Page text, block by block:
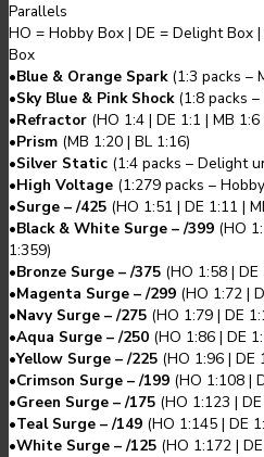
Parallels
HO = Hobby Box | DE = Delight Box |
Box
•Blue & Orange Spark (1:3 packs –
•Sky Blue & Pink Shock (1:8 packs –
•Refractor (HO 1:4 | DE 1:1 | MB 1:6
•Prism (MB 1:20 | BL 1:16)
•Silver Static (1:4 packs – Delight
•High Voltage (1:279 packs –
•Surge – /425 (HO 1:51 | DE 1:11 |
•Black & White Surge – /399 (HO
1:359)
•Bronze Surge – /375 (HO 1:58 | DE
•Magenta Surge – /299 (HO 1:72 |
•Navy Surge – /275 (HO 1:79 | DE
•Aqua Surge – /250 (HO 1:86 | DE
•Yellow Surge – /225 (HO 1:96 | DE
•Crimson Surge – /199 (HO 1:108 |
•Green Surge – /175 (HO 1:123 |
•Teal Surge – /149 (HO 1:145 | DE
•White Surge – /125 (HO 1:172 |